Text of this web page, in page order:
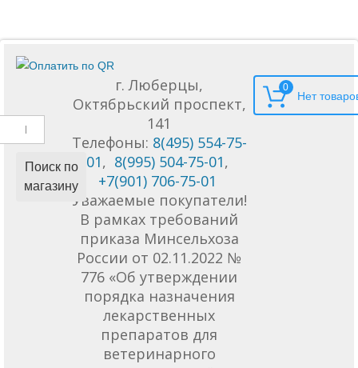
Поиск по
магазину
г. Люберцы,
Октябрьский проспект,
141
Телефоны: 8(495) 554-75-
01, 8(995) 504-75-01,
+7(901) 706-75-01
Уважаемые покупатели!
В рамках требований
приказа Минсельхоза
России от 02.11.2022 №
776 «Об утверждении
порядка назначения
лекарственных
препаратов для
ветеринарного
0